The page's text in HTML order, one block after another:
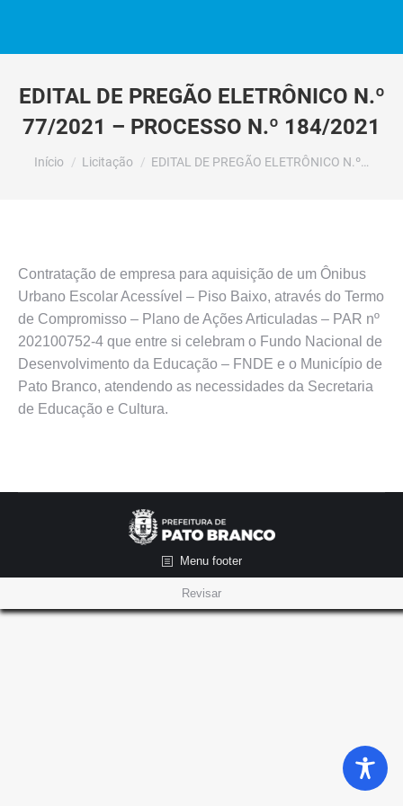
EDITAL DE PREGÃO ELETRÔNICO N.º
77/2021 – PROCESSO N.º 184/2021
Você está aqui:
Início Licitação EDITAL DE PREGÃO ELETRÔNICO N.º…
Contratação de empresa para aquisição de um Ônibus
Urbano Escolar Acessível – Piso Baixo, através do Termo
de Compromisso – Plano de Ações Articuladas – PAR nº
202100752-4 que entre si celebram o Fundo Nacional de
Desenvolvimento da Educação – FNDE e o Município de
Pato Branco, atendendo as necessidades da Secretaria
de Educação e Cultura.
Menu footer
Revisar